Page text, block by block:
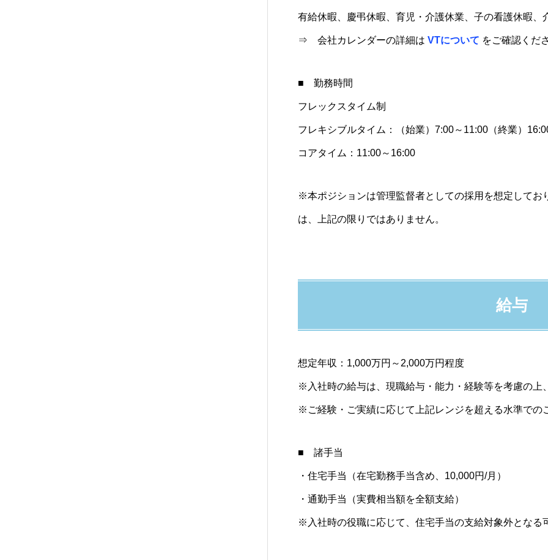
有給休暇、慶弔休暇、育児・介護休業、子の看護休暇、
⇒ 会社カレンダーの詳細は VTについて をご確認くだ
■ 勤務時間
フレックスタイム制
フレキシブルタイム：（始業）7:00～11:00（終業）
コアタイム：11:00～16:00
※本ポジションは管理監督者としての採用を想定してお
は、上記の限りではありません。
給与
想定年収：1,000万円～2,000万円程度
※入社時の給与は、現職給与・能力・経験等を考慮の上
※ご経験・ご実績に応じて上記レンジを超える水準での
■ 諸手当
・住宅手当（在宅勤務手当含め、10,000円/月）
・通勤手当（実費相当額を全額支給）
※入社時の役職に応じて、住宅手当の支給対象外となる